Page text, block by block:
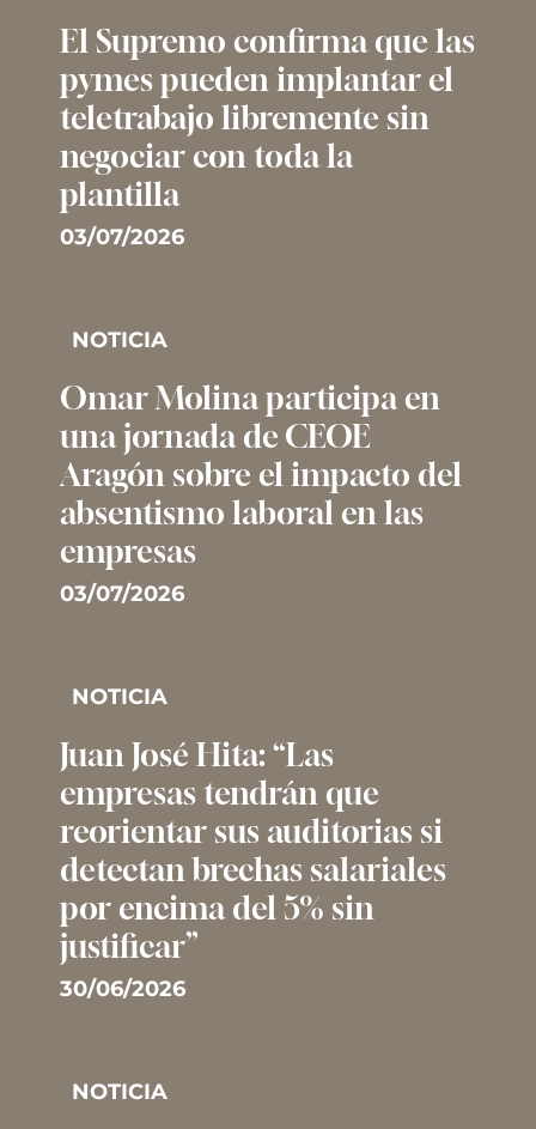
El Supremo confirma que las
pymes pueden implantar el
teletrabajo libremente sin
negociar con toda la
plantilla
03/07/2026
NOTICIA
Omar Molina participa en
una jornada de CEOE
Aragón sobre el impacto del
absentismo laboral en las
empresas
03/07/2026
NOTICIA
Juan José Hita: “Las
empresas tendrán que
reorientar sus auditorias si
detectan brechas salariales
por encima del 5% sin
justificar”
30/06/2026
NOTICIA